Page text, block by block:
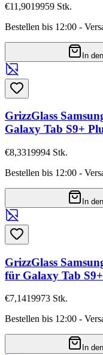
€11,9019959 Stk.
Bestellen bis 12:00 -
In
GrizzGlass
Galaxy Tab S9+
€8,3319994 Stk.
Bestellen bis 12:00 -
In
GrizzGlass
für Galaxy Tab
€7,1419973 Stk.
Bestellen bis 12:00 -
In